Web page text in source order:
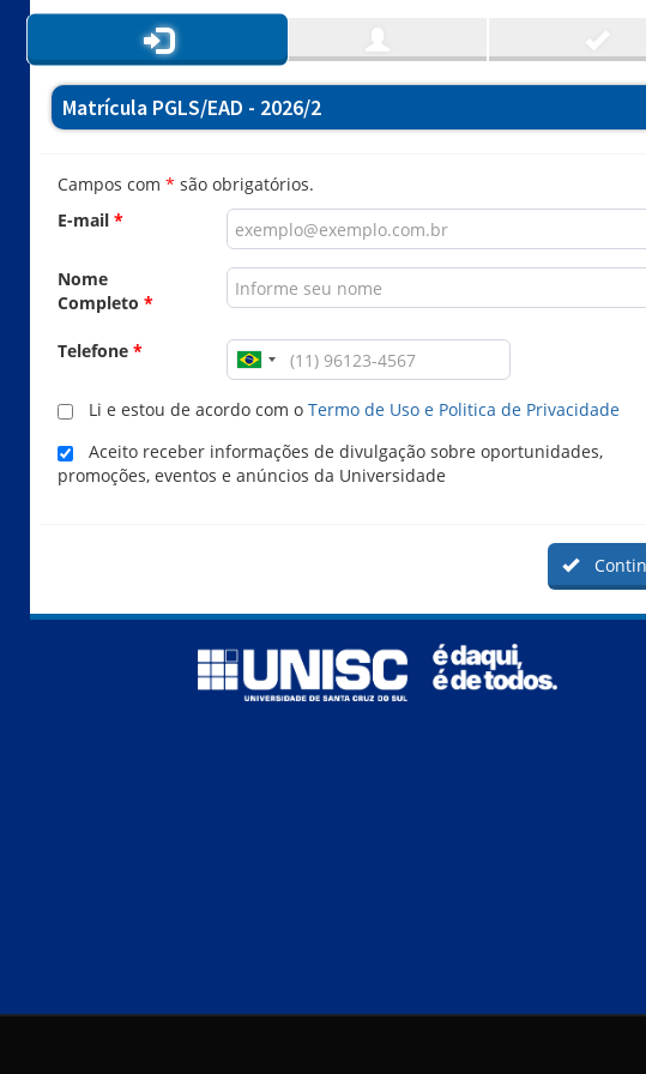
Matrícula PGLS/EAD - 2026/2
Campos com * são obrigatórios.
E-mail *
Nome
Completo *
Telefone *
Li e estou de acordo com o Termo de Uso e Politica de Privacidade
Aceito receber informações de divulgação sobre oportunidades,
promoções, eventos e anúncios da Universidade